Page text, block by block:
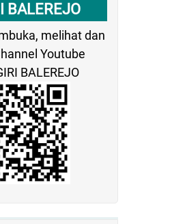
BALEREJO
melihat dan
Youtube
BALEREJO